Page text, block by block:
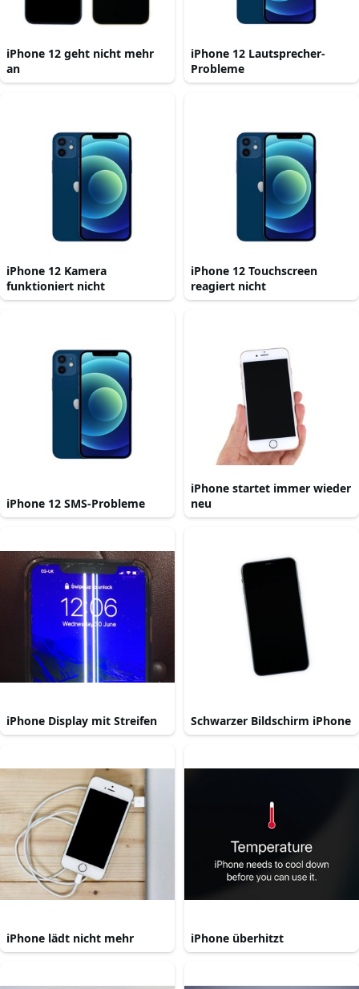
iPhone 12 geht nicht mehr
an
iPhone 12 Lautsprecher-
Probleme
iPhone 12 Kamera
funktioniert nicht
iPhone 12 Touchscreen
reagiert nicht
iPhone 12 SMS-Probleme
iPhone startet immer wieder
neu
iPhone Display mit Streifen Schwarzer Bildschirm iPhone
iPhone lädt nicht mehr iPhone überhitzt